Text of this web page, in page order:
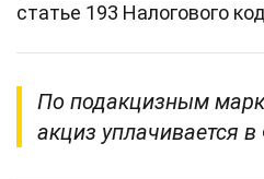
статье 193 Налогового
По подакцизным
акциз уплачивается